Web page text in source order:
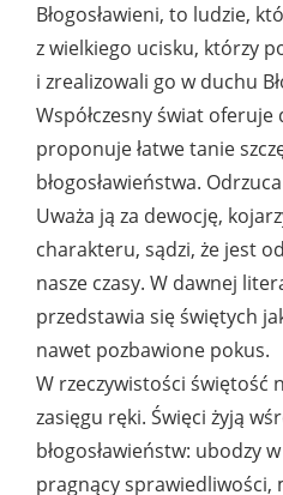
Błogosławieni, to ludzie,
z wielkiego ucisku, którzy
i zrealizowali go w duchu
Współczesny świat
proponuje łatwe tanie
błogosławieństwa.
Uważa ją za dewocję,
charakteru, sądzi, że jest
nasze czasy. W dawnej
przedstawia się świętych
nawet pozbawione pokus.
W rzeczywistości świętość
zasięgu ręki. Święci żyją
błogosławieństw: ubodzy
pragnący sprawiedliwości,